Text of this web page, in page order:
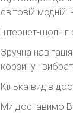
світовій
Інтернет-
Зручна
корзину і
Кілька видів
Ми доставимо